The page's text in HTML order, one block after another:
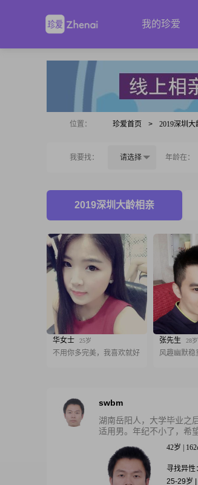
我的珍爱
位置： 珍爱首页 > 2019深圳大
我要找： 请选择 年龄在：
2019深圳大龄相亲
华女士 25岁
不用你多完美，我喜欢就好
张先生 28岁
风趣幽默稳
swbm
湖南岳阳人，大学毕业之
适用男。年纪不小了，希
42岁 |
寻找异性：
25-29岁